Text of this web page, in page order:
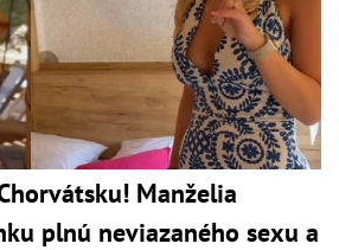
Manželia
plnú neviazaného sexu a